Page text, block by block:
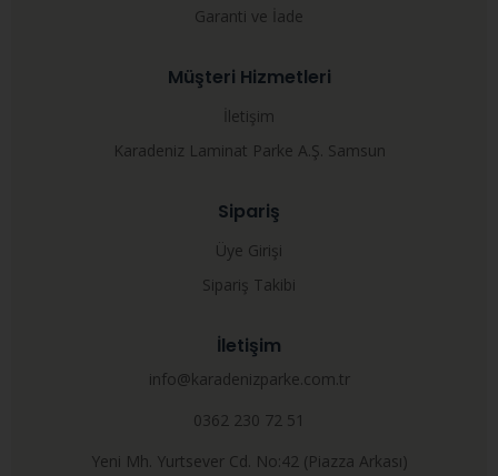
Garanti ve İade
Müşteri Hizmetleri
İletişim
Karadeniz Laminat Parke A.Ş. Samsun
Sipariş
Üye Girişi
Sipariş Takibi
İletişim
info@karadenizparke.com.tr
0362 230 72 51
Yeni Mh. Yurtsever Cd. No:42 (Piazza Arkası)